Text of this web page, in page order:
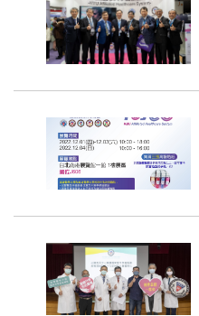
出版（影音/圖書/雜誌）
文化資產/文物保護
旅館/民宿
好人好事/人物介紹